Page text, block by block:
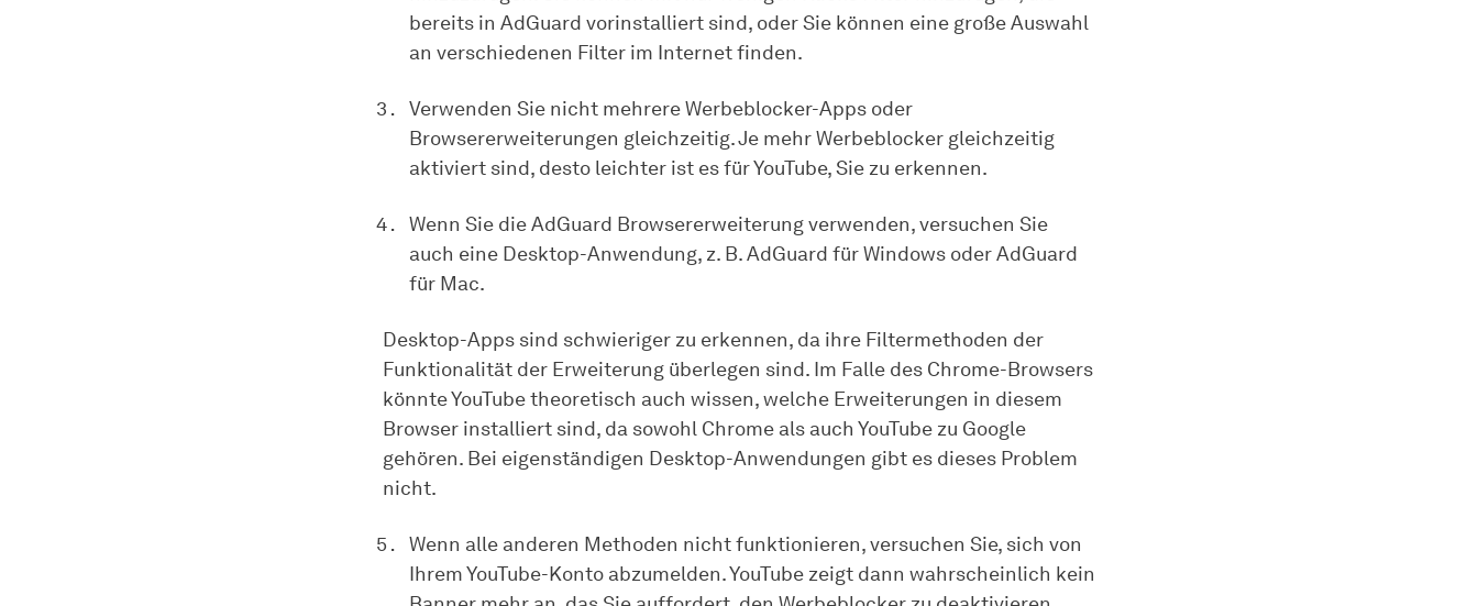
bereits in AdGuard vorinstalliert sind, oder Sie können eine große Auswahl
an verschiedenen Filter im Internet finden.
Verwenden Sie nicht mehrere Werbeblocker-Apps oder
Browsererweiterungen gleichzeitig. Je mehr Werbeblocker gleichzeitig
aktiviert sind, desto leichter ist es für YouTube, Sie zu erkennen.
Wenn Sie die AdGuard Browsererweiterung verwenden, versuchen Sie
auch eine Desktop-Anwendung, z. B. AdGuard für Windows oder AdGuard
für Mac.
Desktop-Apps sind schwieriger zu erkennen, da ihre Filtermethoden der
Funktionalität der Erweiterung überlegen sind. Im Falle des Chrome-Browsers
könnte YouTube theoretisch auch wissen, welche Erweiterungen in diesem
Browser installiert sind, da sowohl Chrome als auch YouTube zu Google
gehören. Bei eigenständigen Desktop-Anwendungen gibt es dieses Problem
nicht.
Wenn alle anderen Methoden nicht funktionieren, versuchen Sie, sich von
Ihrem YouTube-Konto abzumelden. YouTube zeigt dann wahrscheinlich kein